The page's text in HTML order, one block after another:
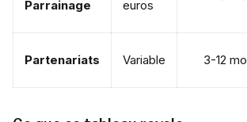
Parrainage
euros
Partenariats Variable 3-12